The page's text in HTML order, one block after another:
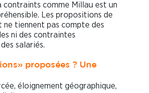
contraints comme Millau est un
Les propositions de
ne tiennent pas compte des
ni des contraintes
salariés.
proposées ? Une
éloignement géographique,